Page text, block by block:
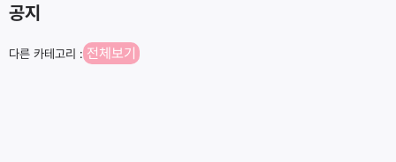
공지
다른 카테고리 : 전체보기